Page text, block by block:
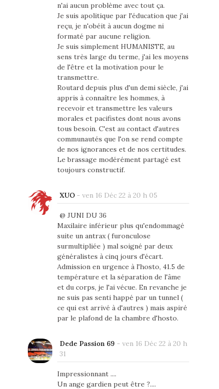
n'ai aucun problème avec tout ça.
Je suis apolitique par l'éducation que j'ai
reçu, je n'obéit à aucun dogme ni
formaté par aucune religion.
Je suis simplement HUMANISTE, au
sens très large du terme, j'ai les moyens
de l'être et la motivation pour le
transmettre.
Routard depuis plus d'un demi siècle, j'ai
appris à connaître les hommes, à
recevoir et transmettre les valeurs
morales et pacifistes dont nous avons
tous besoin. C'est au contact d'autres
communautés que l'on se rend compte
de nos ignorances et de nos certitudes.
Le brassage modérément partagé est
toujours constructif.
XUO- ven 16 Déc 22 à 20 h 05
@ JUNI DU 36
Maxilaire inférieur plus qu'endommagé
suite un antrax ( furonculose
surmultipliée ) mal soigné par deux
généralistes à cinq jours d'écart.
Admission en urgence à l'hosto, 41.5 de
température et la séparation de l'âme
et du corps, je l'ai vécue. En revanche je
ne suis pas senti happé par un tunnel (
ce qui est arrivé à d'autres ) mais aspiré
par le plafond de la chambre d'hosto.
Dede Passion 69 - ven 16 Déc 22 à 20 h
31
Impressionnant ....
Un ange gardien peut être ?....